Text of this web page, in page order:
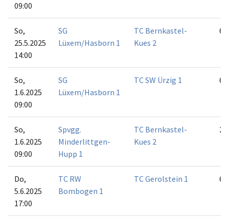
09:00
So,
25.5.2025
14:00
SG
Lüxem/Hasborn 1
TC Bernkastel-
Kues 2
6:0
So,
1.6.2025
09:00
SG
Lüxem/Hasborn 1
TC SW Ürzig 1 6:0
So,
1.6.2025
09:00
Spvgg.
Minderlittgen-
Hupp 1
TC Bernkastel-
Kues 2
2:4
Do,
5.6.2025
17:00
TC RW
Bombogen 1
TC Gerolstein 1 6:0